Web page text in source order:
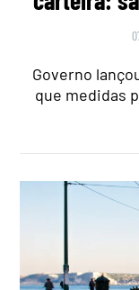
Governo
que medidas